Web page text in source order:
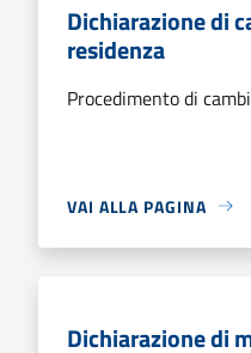
Dichiarazione di
residenza
Procedimento di
VAI ALLA PAGINA
Dichiarazione di